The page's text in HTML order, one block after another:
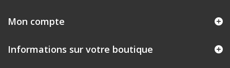
Mon compte
Informations sur votre boutique